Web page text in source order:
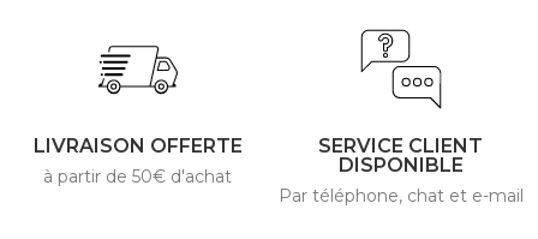
LIVRAISON OFFERTE
à partir de 50€ d'achat
SERVICE CLIENT
DISPONIBLE
Par téléphone, chat et e-mail